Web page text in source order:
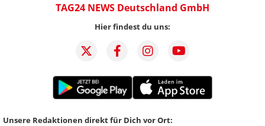
TAG24 NEWS Deutschland GmbH
Hier findest du uns:
Unsere Redaktionen direkt für Dich vor Ort: